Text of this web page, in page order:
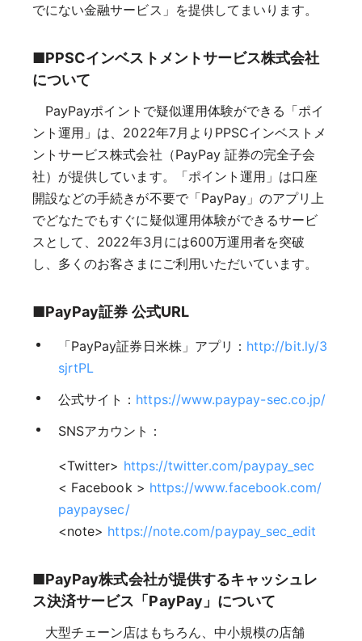
でにない金融サービス」を提供してまいります。
■PPSCインベストメントサービス株式会社
について
PayPayポイントで疑似運用体験ができる「ポイ
ント運用」は、2022年7月よりPPSCインベストメ
ントサービス株式会社（PayPay 証券の完全子会
社）が提供しています。「ポイント運用」は口座
開設などの手続きが不要で「PayPay」のアプリ上
でどなたでもすぐに疑似運用体験ができるサービ
スとして、2022年3月には600万運用者を突破
し、多くのお客さまにご利用いただいています。
■PayPay証券 公式URL
「PayPay証券日米株」アプリ： http://bit.ly/3
sjrtPL
公式サイト： https://www.paypay-sec.co.jp/
SNSアカウント：
<Twitter> https://twitter.com/paypay_sec
< Facebook > https://www.facebook.com/
paypaysec/
<note> https://note.com/paypay_sec_edit
■PayPay株式会社が提供するキャッシュレ
ス決済サービス「PayPay」について
大型チェーン店はもちろん、中小規模の店舗